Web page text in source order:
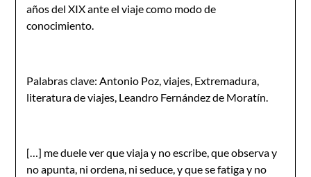
años del XIX ante el viaje como modo de
conocimiento.
Palabras clave: Antonio Poz, viajes, Extremadura,
literatura de viajes, Leandro Fernández de Moratín.
[…] me duele ver que viaja y no escribe, que observa y
no apunta, ni ordena, ni seduce, y que se fatiga y no